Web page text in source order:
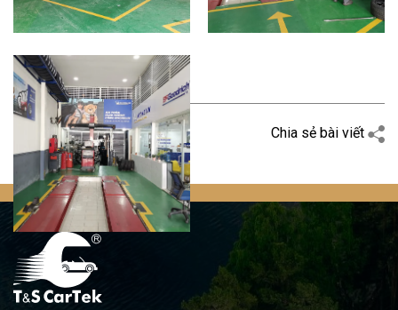
Quay trở lại Chia sẻ bài viết